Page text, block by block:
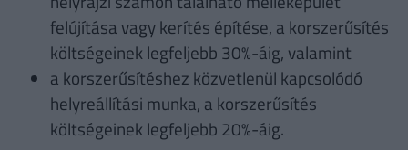
felújítása vagy kerítés építése, a korszerűsítés
költségeinek legfeljebb 30%-áig, valamint
a korszerűsítéshez közvetlenül kapcsolódó
helyreállítási munka, a korszerűsítés
költségeinek legfeljebb 20%-áig.